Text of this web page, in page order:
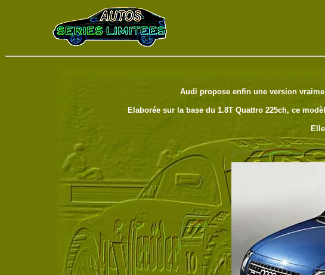
Audi propose enfin une version
Elaborée sur la base du 1.8T Quattro 225ch, ce